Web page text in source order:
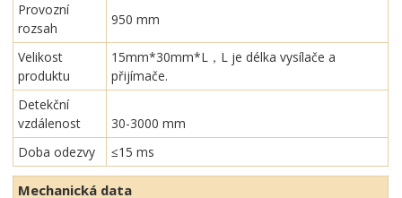
Provozní
rozsah
950 mm
Velikost
produktu
15mm*30mm*L，L je délka vysílače a
přijímače.
Detekční
vzdálenost
30-3000 mm
Doba odezvy
≤15 ms
Mechanická data